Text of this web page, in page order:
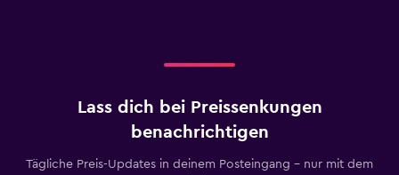
Lass dich bei Preissenkungen
benachrichtigen
Tägliche Preis-Updates in deinem Posteingang – nur mit dem